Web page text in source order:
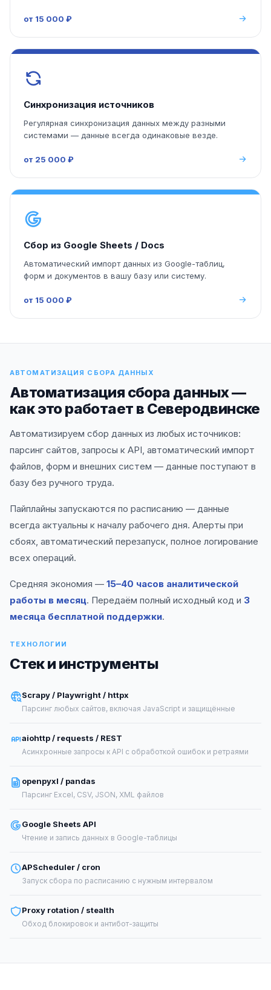
от 15 000 ₽
Синхронизация источников
Регулярная синхронизация данных между разными
системами — данные всегда одинаковые везде.
от 25 000 ₽
Сбор из Google Sheets / Docs
Автоматический импорт данных из Google-таблиц,
форм и документов в вашу базу или систему.
от 15 000 ₽
АВТОМАТИЗАЦИЯ СБОРА ДАННЫХ
Автоматизация сбора данных —
как это работает в Северодвинске
Автоматизируем сбор данных из любых источников:
парсинг сайтов, запросы к API, автоматический импорт
файлов, форм и внешних систем — данные поступают в
базу без ручного труда.
Пайплайны запускаются по расписанию — данные
всегда актуальны к началу рабочего дня. Алерты при
сбоях, автоматический перезапуск, полное логирование
всех операций.
Средняя экономия — 15–40 часов аналитической
работы в месяц. Передаём полный исходный код и 3
месяца бесплатной поддержки.
ТЕХНОЛОГИИ
Стек и инструменты
Scrapy / Playwright / httpx
Парсинг любых сайтов, включая JavaScript и защищённые
aiohttp / requests / REST
Асинхронные запросы к API с обработкой ошибок и ретраями
openpyxl / pandas
Парсинг Excel, CSV, JSON, XML файлов
Google Sheets API
Чтение и запись данных в Google-таблицы
APScheduler / cron
Запуск сбора по расписанию с нужным интервалом
Proxy rotation / stealth
Обход блокировок и антибот-защиты